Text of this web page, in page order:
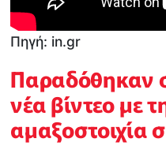
Πηγή: in.gr
Παραδόθηκαν
νέα βίντεο με
αμαξοστοιχία